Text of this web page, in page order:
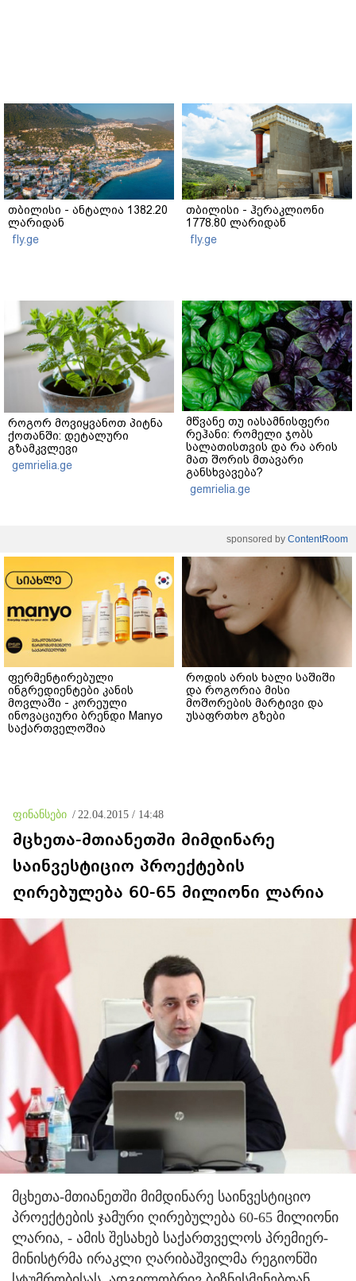
თბილისი - ანტალია 1382.20
ლარიდან
fly.ge
თბილისი - ჰერაკლიონი
1778.80 ლარიდან
fly.ge
როგორ მოვიყვანოთ პიტნა
ქოთანში: დეტალური
გზამკვლევი
gemrielia.ge
მწვანე თუ იასამნისფერი
რეჰანი: რომელი ჯობს
სალათისთვის და რა არის
მათ შორის მთავარი
განსხვავება?
gemrielia.ge
sponsored by ContentRoom
ფერმენტირებული
ინგრედიენტები კანის
მოვლაში - კორეული
ინოვაციური ბრენდი Manyo
საქართველოშია
როდის არის ხალი საშიში
და როგორია მისი
მოშორების მარტივი და
უსაფრთხო გზები
ფინანსები / 22.04.2015 / 14:48
მცხეთა-მთიანეთში მიმდინარე
საინვესტიციო პროექტების
ღირებულება 60-65 მილიონი ლარია
მცხეთა-მთიანეთში მიმდინარე საინვესტიციო
პროექტების ჯამური ღირებულება 60-65 მილიონი
ლარია, - ამის შესახებ საქართველოს პრემიერ-
მინისტრმა ირაკლი ღარიბაშვილმა რეგიონში